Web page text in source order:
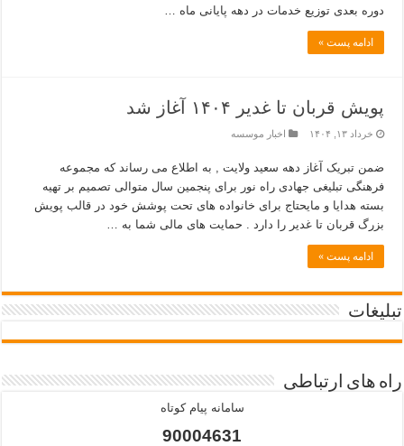
دوره بعدی توزیع خدمات در دهه پایانی ماه …
ادامه پست »
پویش قربان تا غدیر ۱۴۰۴ آغاز شد
خرداد ۱۳, ۱۴۰۴ اخبار موسسه
ضمن تبریک آغاز دهه سعید ولایت , به اطلاع می رساند که مجموعه
فرهنگی تبلیغی جهادی راه نور برای پنجمین سال متوالی تصمیم بر تهیه
بسته هدایا و مایحتاج برای خانواده های تحت پوشش خود در قالب پویش
بزرگ قربان تا غدیر را دارد . حمایت های مالی شما به …
ادامه پست »
تبلیغات
راه های ارتباطی
سامانه پیام کوتاه
90004631